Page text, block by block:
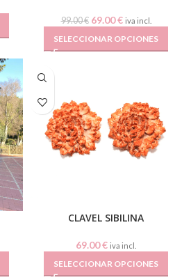
99.00€ 69.00€ iva incl.
SELECCIONAR OPCIONES
CLAVEL SIBILINA
69.00€ iva incl.
SELECCIONAR OPCIONES